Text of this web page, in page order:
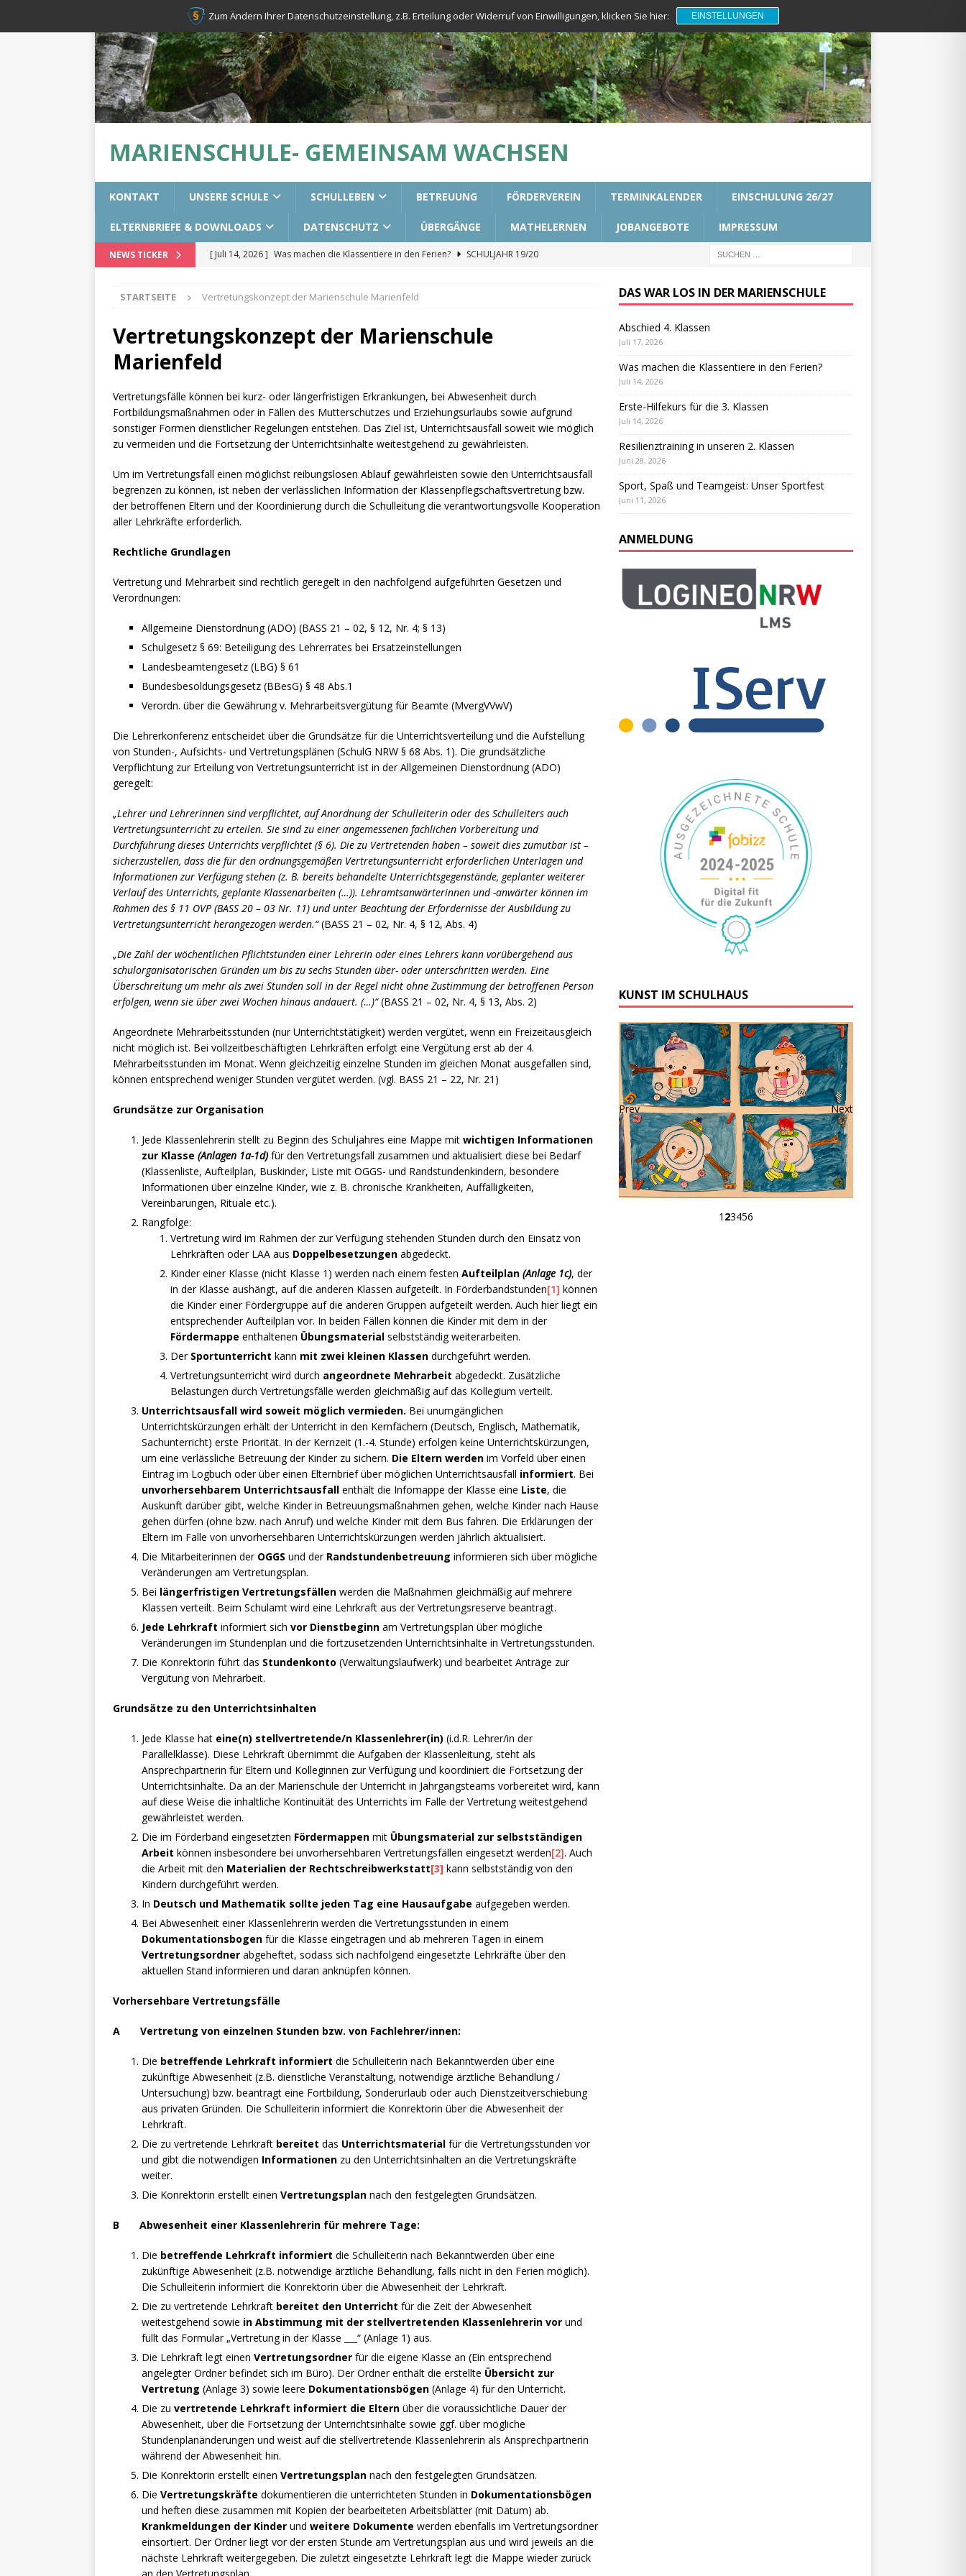
MARIENSCHULE- GEMEINSAM WACHSEN
KONTAKT UNSERE SCHULE SCHULLEBEN BETREUUNG FÖRDERVEREIN TERMINKALENDER EINSCHULUNG 26/27
ELTERNBRIEFE & DOWNLOADS DATENSCHUTZ ÜBERGÄNGE MATHELERNEN JOBANGEBOTE IMPRESSUM
NEWS TICKER [ Juli 14, 2026 ] Was machen die Klassentiere in den Ferien?
SCHULJAHR 19/20
[ Juni 28, 2026 ] Resilienztraining in unseren 2. Klassen
[ Juni 11, 2026 ]
Sport, Spaß und Teamgeist: Unser Sportfest
ALLGEMEIN
[ Juli 17, 2026 ]
Abschied 4. Klassen
STARTSEITE Vertretungskonzept der Marienschule Marienfeld
Vertretungskonzept der Marienschule
Marienfeld
Vertretungsfälle können bei kurz- oder längerfristigen Erkrankungen, bei Abwesenheit durch
Fortbildungsmaßnahmen oder in Fällen des Mutterschutzes und Erziehungsurlaubs sowie aufgrund
sonstiger Formen dienstlicher Regelungen entstehen. Das Ziel ist, Unterrichtsausfall soweit wie möglich
zu vermeiden und die Fortsetzung der Unterrichtsinhalte weitestgehend zu gewährleisten.
Um im Vertretungsfall einen möglichst reibungslosen Ablauf gewährleisten sowie den Unterrichtsausfall
begrenzen zu können, ist neben der verlässlichen Information der Klassenpflegschaftsvertretung bzw.
der betroffenen Eltern und der Koordinierung durch die Schulleitung die verantwortungsvolle Kooperation
aller Lehrkräfte erforderlich.
Rechtliche Grundlagen
Vertretung und Mehrarbeit sind rechtlich geregelt in den nachfolgend aufgeführten Gesetzen und
Verordnungen:
Allgemeine Dienstordnung (ADO) (BASS 21 – 02, § 12, Nr. 4; § 13)
Schulgesetz § 69: Beteiligung des Lehrerrates bei Ersatzeinstellungen
Landesbeamtengesetz (LBG) § 61
Bundesbesoldungsgesetz (BBesG) § 48 Abs.1
Verordn. über die Gewährung v. Mehrarbeitsvergütung für Beamte (MvergVVwV)
Die Lehrerkonferenz entscheidet über die Grundsätze für die Unterrichtsverteilung und die Aufstellung
von Stunden-, Aufsichts- und Vertretungsplänen (SchulG NRW § 68 Abs. 1). Die grundsätzliche
Verpflichtung zur Erteilung von Vertretungsunterricht ist in der Allgemeinen Dienstordnung (ADO)
geregelt:
„Lehrer und Lehrerinnen sind verpflichtet, auf Anordnung der Schulleiterin oder des Schulleiters auch
Vertretungsunterricht zu erteilen. Sie sind zu einer angemessenen fachlichen Vorbereitung und
Durchführung dieses Unterrichts verpflichtet (§ 6). Die zu Vertretenden haben – soweit dies zumutbar ist –
sicherzustellen, dass die für den ordnungsgemäßen Vertretungsunterricht erforderlichen Unterlagen und
Informationen zur Verfügung stehen (z. B. bereits behandelte Unterrichtsgegenstände, geplanter weiterer
Verlauf des Unterrichts, geplante Klassenarbeiten (…)). Lehramtsanwärterinnen und -anwärter können im
Rahmen des § 11 OVP (BASS 20 – 03 Nr. 11) und unter Beachtung der Erfordernisse der Ausbildung zu
Vertretungsunterricht herangezogen werden.“(BASS 21 – 02, Nr. 4, § 12, Abs. 4)
„Die Zahl der wöchentlichen Pflichtstunden einer Lehrerin oder eines Lehrers kann vorübergehend aus
schulorganisatorischen Gründen um bis zu sechs Stunden über- oder unterschritten werden. Eine
Überschreitung um mehr als zwei Stunden soll in der Regel nicht ohne Zustimmung der betroffenen Person
erfolgen, wenn sie über zwei Wochen hinaus andauert. (…)“(BASS 21 – 02, Nr. 4, § 13, Abs. 2)
Angeordnete Mehrarbeitsstunden (nur Unterrichtstätigkeit) werden vergütet, wenn ein Freizeitausgleich
nicht möglich ist. Bei vollzeitbeschäftigten Lehrkräften erfolgt eine Vergütung erst ab der 4.
Mehrarbeitsstunden im Monat. Wenn gleichzeitig einzelne Stunden im gleichen Monat ausgefallen sind,
können entsprechend weniger Stunden vergütet werden. (vgl. BASS 21 – 22, Nr. 21)
Grundsätze zur Organisation
Jede Klassenlehrerin stellt zu Beginn des Schuljahres eine Mappe mit wichtigen Informationen
zur Klasse (Anlagen 1a-1d) für den Vertretungsfall zusammen und aktualisiert diese bei Bedarf
(Klassenliste, Aufteilplan, Buskinder, Liste mit OGGS- und Randstundenkindern, besondere
Informationen über einzelne Kinder, wie z. B. chronische Krankheiten, Auffälligkeiten,
Vereinbarungen, Rituale etc.).
Rangfolge:
Vertretung wird im Rahmen der zur Verfügung stehenden Stunden durch den Einsatz von
Lehrkräften oder LAA aus Doppelbesetzungen abgedeckt.
Kinder einer Klasse (nicht Klasse 1) werden nach einem festen Aufteilplan (Anlage 1c), der
in der Klasse aushängt, auf die anderen Klassen aufgeteilt. In Förderbandstunden[1] können
die Kinder einer Fördergruppe auf die anderen Gruppen aufgeteilt werden. Auch hier liegt ein
entsprechender Aufteilplan vor. In beiden Fällen können die Kinder mit dem in der
Fördermappe enthaltenen Übungsmaterial selbstständig weiterarbeiten.
Der Sportunterricht kann mit zwei kleinen Klassen durchgeführt werden.
Vertretungsunterricht wird durch angeordnete Mehrarbeit abgedeckt. Zusätzliche
Belastungen durch Vertretungsfälle werden gleichmäßig auf das Kollegium verteilt.
Unterrichtsausfall wird soweit möglich vermieden. Bei unumgänglichen
Unterrichtskürzungen erhält der Unterricht in den Kernfächern (Deutsch, Englisch, Mathematik,
Sachunterricht) erste Priorität. In der Kernzeit (1.-4. Stunde) erfolgen keine Unterrichtskürzungen,
um eine verlässliche Betreuung der Kinder zu sichern. Die Eltern werden im Vorfeld über einen
Eintrag im Logbuch oder über einen Elternbrief über möglichen Unterrichtsausfall informiert. Bei
unvorhersehbarem Unterrichtsausfall enthält die Infomappe der Klasse eine Liste, die
Auskunft darüber gibt, welche Kinder in Betreuungsmaßnahmen gehen, welche Kinder nach Hause
gehen dürfen (ohne bzw. nach Anruf) und welche Kinder mit dem Bus fahren. Die Erklärungen der
Eltern im Falle von unvorhersehbaren Unterrichtskürzungen werden jährlich aktualisiert.
Die Mitarbeiterinnen der OGGS und der Randstundenbetreuung informieren sich über mögliche
Veränderungen am Vertretungsplan.
Bei längerfristigen Vertretungsfällen werden die Maßnahmen gleichmäßig auf mehrere
Klassen verteilt. Beim Schulamt wird eine Lehrkraft aus der Vertretungsreserve beantragt.
Jede Lehrkraft informiert sich vor Dienstbeginn am Vertretungsplan über mögliche
Veränderungen im Stundenplan und die fortzusetzenden Unterrichtsinhalte in Vertretungsstunden.
Die Konrektorin führt das Stundenkonto (Verwaltungslaufwerk) und bearbeitet Anträge zur
Vergütung von Mehrarbeit.
Grundsätze zu den Unterrichtsinhalten
Jede Klasse hat eine(n) stellvertretende/n Klassenlehrer(in) (i.d.R. Lehrer/in der
Parallelklasse). Diese Lehrkraft übernimmt die Aufgaben der Klassenleitung, steht als
Ansprechpartnerin für Eltern und Kolleginnen zur Verfügung und koordiniert die Fortsetzung der
Unterrichtsinhalte. Da an der Marienschule der Unterricht in Jahrgangsteams vorbereitet wird, kann
auf diese Weise die inhaltliche Kontinuität des Unterrichts im Falle der Vertretung weitestgehend
gewährleistet werden.
Die im Förderband eingesetzten Fördermappen mit Übungsmaterial zur selbstständigen
Arbeit können insbesondere bei unvorhersehbaren Vertretungsfällen eingesetzt werden[2]. Auch
die Arbeit mit den Materialien der Rechtschreibwerkstatt[3] kann selbstständig von den
Kindern durchgeführt werden.
In Deutsch und Mathematik sollte jeden Tag eine Hausaufgabe aufgegeben werden.
Bei Abwesenheit einer Klassenlehrerin werden die Vertretungsstunden in einem
Dokumentationsbogen für die Klasse eingetragen und ab mehreren Tagen in einem
Vertretungsordner abgeheftet, sodass sich nachfolgend eingesetzte Lehrkräfte über den
aktuellen Stand informieren und daran anknüpfen können.
Vorhersehbare Vertretungsfälle
A Vertretung von einzelnen Stunden bzw. von Fachlehrer/innen:
Die betreffende Lehrkraft informiert die Schulleiterin nach Bekanntwerden über eine
zukünftige Abwesenheit (z.B. dienstliche Veranstaltung, notwendige ärztliche Behandlung /
Untersuchung) bzw. beantragt eine Fortbildung, Sonderurlaub oder auch Dienstzeitverschiebung
aus privaten Gründen. Die Schulleiterin informiert die Konrektorin über die Abwesenheit der
Lehrkraft.
Die zu vertretende Lehrkraft bereitet das Unterrichtsmaterial für die Vertretungsstunden vor
und gibt die notwendigen Informationen zu den Unterrichtsinhalten an die Vertretungskräfte
weiter.
Die Konrektorin erstellt einen Vertretungsplan nach den festgelegten Grundsätzen.
B Abwesenheit einer Klassenlehrerin für mehrere Tage:
Die betreffende Lehrkraft informiert die Schulleiterin nach Bekanntwerden über eine
zukünftige Abwesenheit (z.B. notwendige ärztliche Behandlung, falls nicht in den Ferien möglich).
Die Schulleiterin informiert die Konrektorin über die Abwesenheit der Lehrkraft.
Die zu vertretende Lehrkraft bereitet den Unterricht für die Zeit der Abwesenheit
weitestgehend sowie in Abstimmung mit der stellvertretenden Klassenlehrerin vor und
füllt das Formular „Vertretung in der Klasse ___“ (Anlage 1) aus.
Die Lehrkraft legt einen Vertretungsordner für die eigene Klasse an (Ein entsprechend
angelegter Ordner befindet sich im Büro). Der Ordner enthält die erstellte Übersicht zur
Vertretung (Anlage 3) sowie leere Dokumentationsbögen (Anlage 4) für den Unterricht.
Die zu vertretende Lehrkraft informiert die Eltern über die voraussichtliche Dauer der
Abwesenheit, über die Fortsetzung der Unterrichtsinhalte sowie ggf. über mögliche
Stundenplanänderungen und weist auf die stellvertretende Klassenlehrerin als Ansprechpartnerin
während der Abwesenheit hin.
Die Konrektorin erstellt einen Vertretungsplan nach den festgelegten Grundsätzen.
Die Vertretungskräfte dokumentieren die unterrichteten Stunden in Dokumentationsbögen
und heften diese zusammen mit Kopien der bearbeiteten Arbeitsblätter (mit Datum) ab.
Krankmeldungen der Kinder und weitere Dokumente werden ebenfalls im Vertretungsordner
einsortiert. Der Ordner liegt vor der ersten Stunde am Vertretungsplan aus und wird jeweils an die
nächste Lehrkraft weitergegeben. Die zuletzt eingesetzte Lehrkraft legt die Mappe wieder zurück
DAS WAR LOS IN DER MARIENSCHULE
Abschied 4. Klassen
Juli 17, 2026
Was machen die Klassentiere in den Ferien?
Juli 14, 2026
Erste-Hilfekurs für die 3. Klassen
Juli 14, 2026
Resilienztraining in unseren 2. Klassen
Juni 28, 2026
Sport, Spaß und Teamgeist: Unser Sportfest
Juni 11, 2026
ANMELDUNG
KUNST IM SCHULHAUS
Prev Next
1 23456
Zum Ändern Ihrer Datenschutzeinstellung, z.B. Erteilung oder Widerruf von Einwilligungen, klicken Sie hier: EINSTELLUNGEN